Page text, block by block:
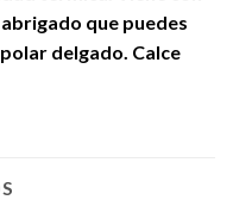
que puedes
delgado. Calce